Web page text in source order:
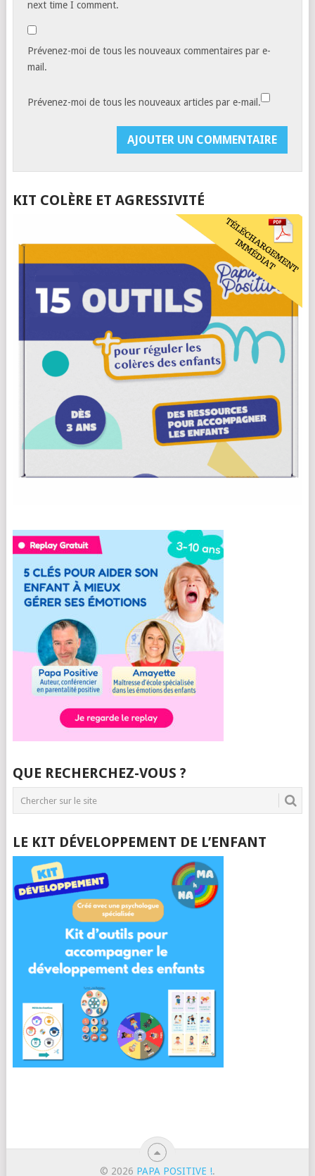
next time I comment.
Prévenez-moi de tous les nouveaux commentaires par e-
mail.
Prévenez-moi de tous les nouveaux articles par e-mail.
KIT COLÈRE ET AGRESSIVITÉ
QUE RECHERCHEZ-VOUS ?
LE KIT DÉVELOPPEMENT DE L’ENFANT
© 2026 PAPA POSITIVE !.